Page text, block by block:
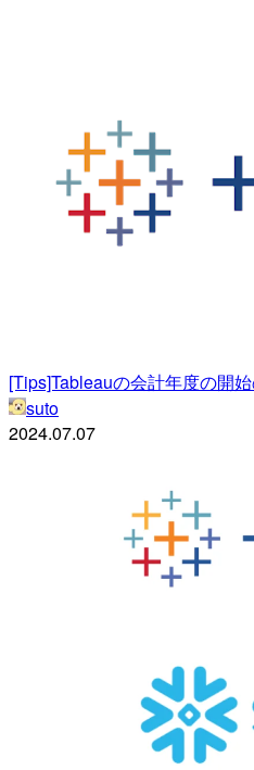
[Tips]Tableauの会計年度の開
suto
2024.07.07